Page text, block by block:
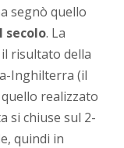
segnò quello
secolo. La
risultato della
Inghilterra (il
realizzato
si chiuse sul 2-
quindi in